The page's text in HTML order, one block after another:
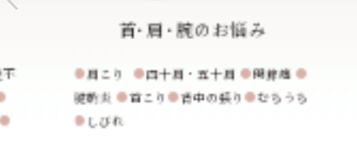
●
耳のお悩み
●突発性難聴●耳のふさがり